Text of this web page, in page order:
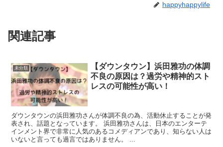
happyhappylife
関連記事
未分類
【ダウンタウン】浜田雅功の体調
不良の原因は？過労や精神的スト
レスの可能性が高い！
ダウンタウンの浜田雅功さんが体調不良の為、活動休止することが発
表され、話題となっています。 浜田雅功さんは、日本のエンターテ
インメント界で非常に人気のあるコメディアンであり、知らない人は
いないと言っても過言ではありません。 ...